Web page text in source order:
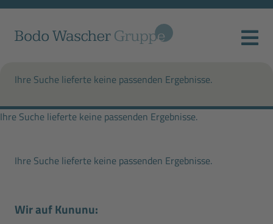
Ihre Suche lieferte keine passenden Ergebnisse.
Ihre Suche lieferte keine passenden Ergebnisse.
Ihre Suche lieferte keine passenden Ergebnisse.
Wir auf Kununu: